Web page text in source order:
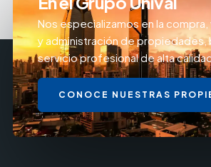
Nos especializamos en la compra,
y administración de propiedades,
servicio profesional de alta
CONOCE NUESTRAS